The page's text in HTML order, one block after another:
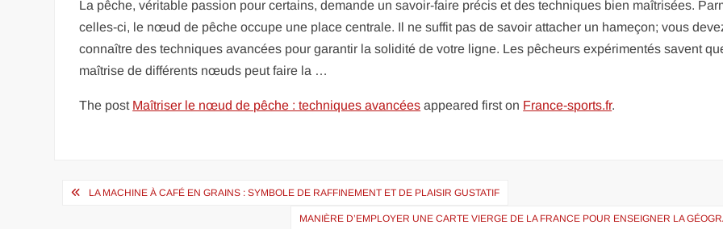
La pêche, véritable passion pour certains, demande un savoir-faire précis et des techniques bien maîtrisées.
celles-ci, le nœud de pêche occupe une place centrale. Il ne suffit pas de savoir attacher un hameçon; vous
connaître des techniques avancées pour garantir la solidité de votre ligne. Les pêcheurs expérimentés savent
maîtrise de différents nœuds peut faire la …
The post Maîtriser le nœud de pêche : techniques avancées appeared first on France-sports.fr.
Navigation
LA MACHINE À CAFÉ EN GRAINS : SYMBOLE DE RAFFINEMENT ET DE PLAISIR GUSTATIF
MANIÈRE D’EMPLOYER UNE CARTE VIERGE DE LA FRANCE POUR ENSEIGNER LA